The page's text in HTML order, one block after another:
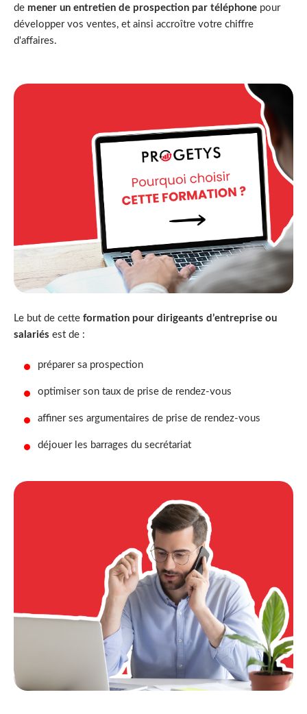
de mener un entretien de prospection par téléphone pour
développer vos ventes, et ainsi accroître votre chiffre
d'affaires.
Le but de cette formation pour dirigeants d’entreprise ou
salariés est de :
préparer sa prospection
optimiser son taux de prise de rendez-vous
affiner ses argumentaires de prise de rendez-vous
déjouer les barrages du secrétariat